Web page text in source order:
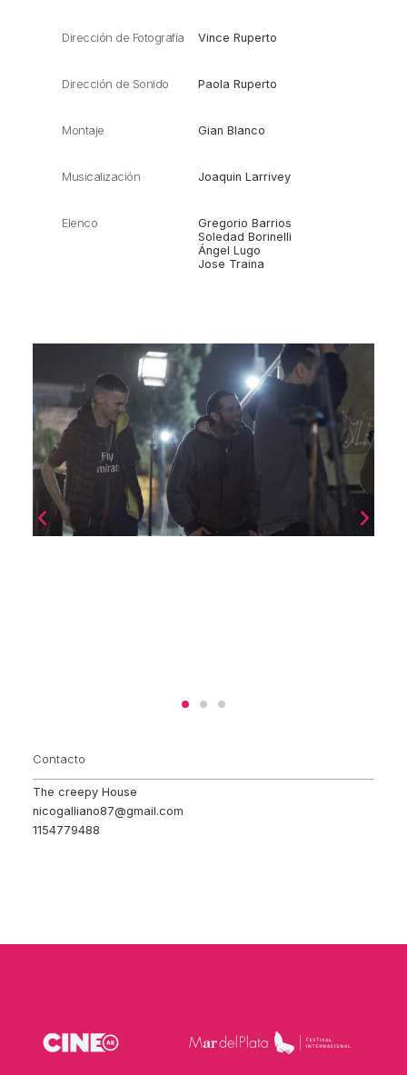
Dirección de Fotografía Vince Ruperto
Dirección de Sonido Paola Ruperto
Montaje Gian Blanco
Musicalización Joaquin Larrivey
Elenco
Gregorio Barrios
Soledad Borinelli
Ángel Lugo
Jose Traina
Contacto
The creepy House
nicogalliano87@gmail.com
1154779488